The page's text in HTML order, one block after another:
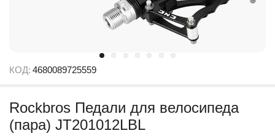
КОД: 4680089725559
Rockbros Педали для велосипеда
(пара) JT201012LBL